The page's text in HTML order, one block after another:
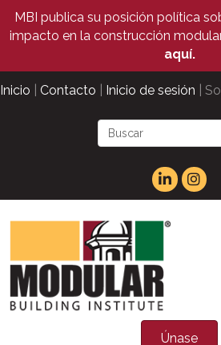
MBI publica su posición política
impacto en la construcción
aquí.
Inicio Contacto Inicio de sesión |
Únase